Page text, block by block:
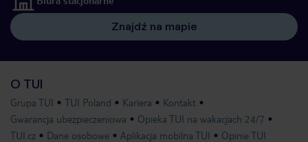
Znajdź na mapie
O TUI
Grupa TUI TUI Poland Kariera
Kontakt
Gwarancja ubezpieczeniowa
Opieka TUI na wakacjach 24/7
TUI.cz
Dane osobowe Aplikacja mobilna TUI Opinie TUI